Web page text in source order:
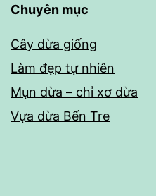
Chuyên mục
Cây dừa giống
Làm đẹp tự nhiên
Mụn dừa – chỉ xơ dừa
Vựa dừa Bến Tre